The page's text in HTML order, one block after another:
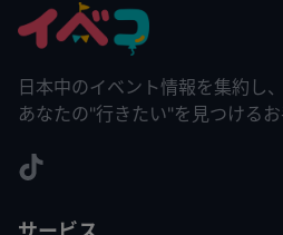
日本中のイベント情報を集約し、
あなたの"行きたい"を見つけるお